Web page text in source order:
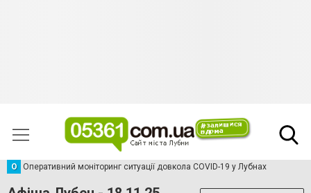
О Оперативний моніторинг ситуації довкола COVID-19 у Лубнах